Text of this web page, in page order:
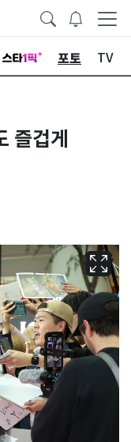
포토 TV
즐겁게